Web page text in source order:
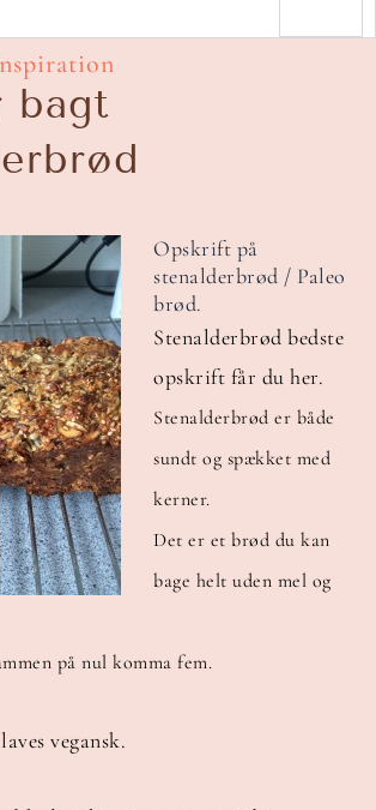
bagt
Opskrift på
stenalderbrød / Paleo
brød.
Stenalderbrød bedste
opskrift får du her.
Stenalderbrød er både
sundt og spækket med
kerner.
Det er et brød du kan
bage helt uden mel og
på nul komma fem.
vegansk.